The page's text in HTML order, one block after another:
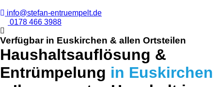
info@stefan-entruempelt.de
0178 466 3988
Verfügbar in Euskirchen & allen Ortsteilen
Haushaltsauflösung &
Entrümpelung in Euskirchen